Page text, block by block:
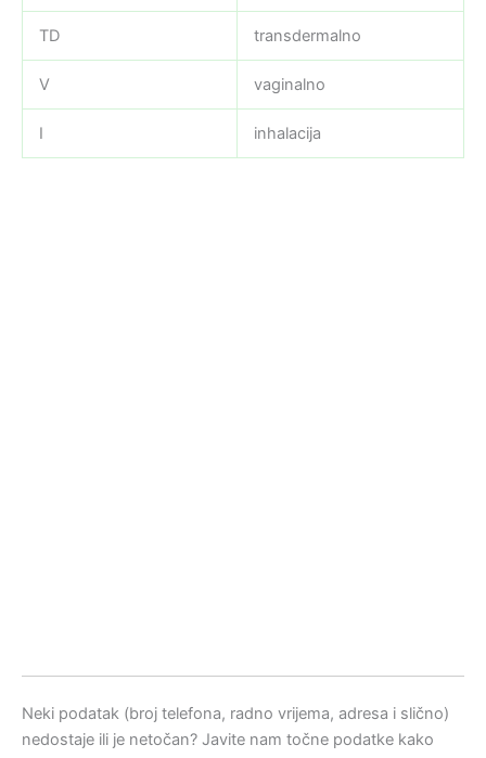
TD transdermalno
V vaginalno
I inhalacija
Neki podatak (broj telefona, radno vrijema, adresa i slično)
nedostaje ili je netočan? Javite nam točne podatke kako